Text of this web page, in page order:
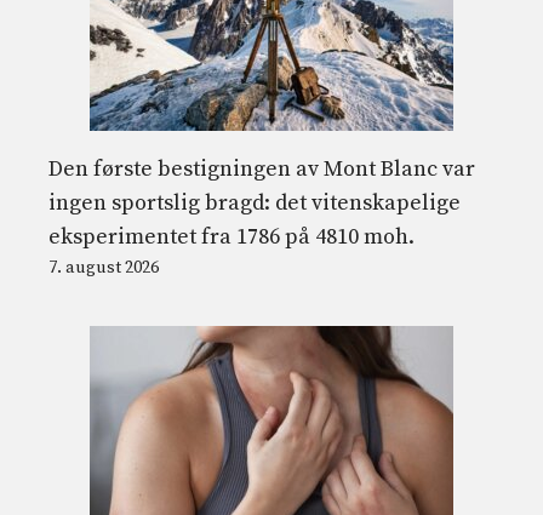
Den første bestigningen av Mont Blanc var
ingen sportslig bragd: det vitenskapelige
eksperimentet fra 1786 på 4810 moh.
7. august 2026